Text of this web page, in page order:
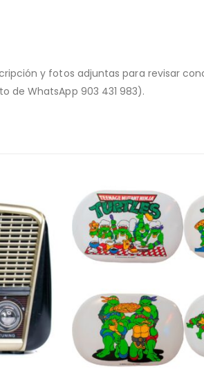
y fotos adjuntas para revisar
WhatsApp 903 431 983).